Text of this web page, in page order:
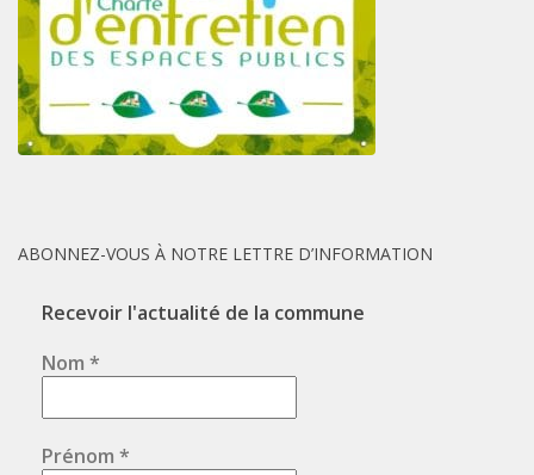
ABONNEZ-VOUS À NOTRE LETTRE D’INFORMATION
Recevoir l'actualité de la commune
Nom *
Prénom *